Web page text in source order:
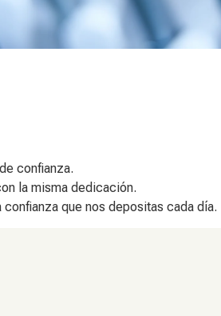
confianza.
la misma dedicación.
que nos depositas cada día.